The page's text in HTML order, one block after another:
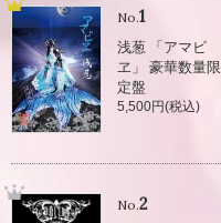
No.1
浅葱 「アマビ
ヱ」 豪華数量限
定盤
5,500円(税込)
No.2